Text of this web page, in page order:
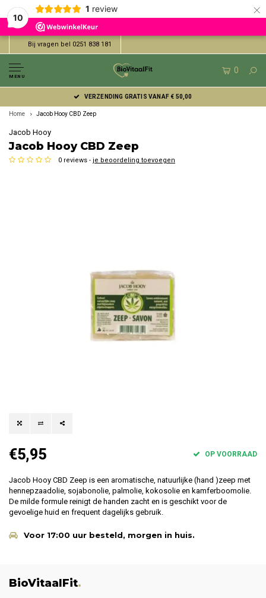
10
1 review ×
Bij vragen bel 0251 838 181
MENU
0
VERZENDING GRATIS VANAF € 50,00
Home Jacob Hooy CBD Zeep
Jacob Hooy
Jacob Hooy CBD Zeep
0 reviews - je beoordeling toevoegen
€5,95 OP VOORRAAD
Jacob Hooy CBD Zeep is een aromatische, natuurlijke (hand )zeep met
hennepzaadolie, sojabonolie, palmolie, kokosolie en kamferboomolie.
De milde formule reinigt de handen zacht en is geschikt voor de
gevoelige huid en frequent dagelijks gebruik.
Voor 17:00 uur besteld, morgen in huis.
BioVitaalFit.